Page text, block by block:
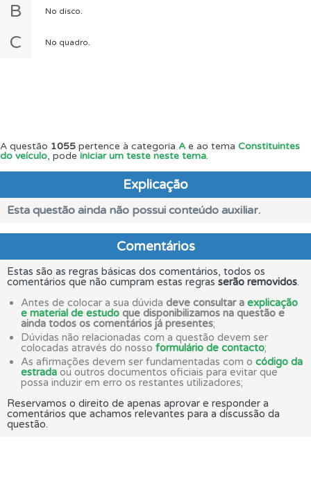
B No disco.
C No quadro.
A questão 1055 pertence à categoria Ae ao tema Constituintes
do veículo, pode iniciar um teste neste tema.
Explicação
Esta questão ainda não possui conteúdo auxiliar.
Comentários
Estas são as regras básicas dos comentários, todos os
comentários que não cumpram estas regras serão removidos.
Antes de colocar a sua dúvida deve consultar a explicação
e material de estudo que disponibilizamos na questão e
ainda todos os comentários já presentes;
Dúvidas não relacionadas com a questão devem ser
colocadas através do nosso formulário de contacto;
As afirmações devem ser fundamentadas com o código da
estrada ou outros documentos oficiais para evitar que
possa induzir em erro os restantes utilizadores;
Reservamos o direito de apenas aprovar e responder a
comentários que achamos relevantes para a discussão da
questão.